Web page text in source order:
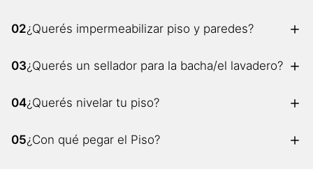
02¿Querés impermeabilizar piso y paredes?
03¿Querés un sellador para la bacha/el lavadero?
04¿Querés nivelar tu piso?
05¿Con qué pegar el Piso?